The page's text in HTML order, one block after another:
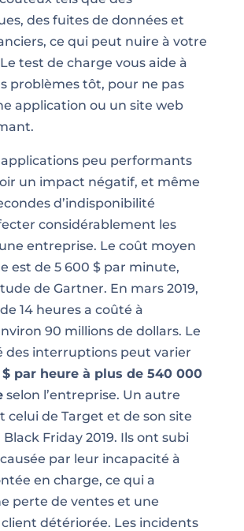
des fuites de données et
ce qui peut nuire à votre
test de charge vous aide à
problèmes tôt, pour ne pas
application ou un site web
applications peu performants
un impact négatif, et même
d’indisponibilité
considérablement les
entreprise. Le coût moyen
est de 5 600 $ par minute,
de Gartner. En mars 2019,
14 heures a coûté à
90 millions de dollars. Le
des interruptions peut varier
$ par heure à plus de 540 000
selon l’entreprise. Un autre
celui de Target et de son site
Friday 2019. Ils ont subi
par leur incapacité à
en charge, ce qui a
perte de ventes et une
détériorée. Les incidents